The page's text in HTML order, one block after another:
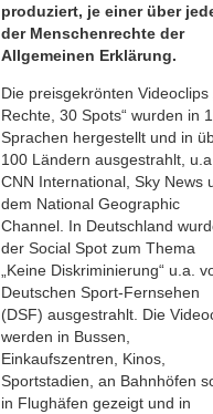
produziert, je einer über
der Menschenrechte der
Allgemeinen Erklärung.
Die preisgekrönten Videoclips
Rechte, 30 Spots“ wurden in
Sprachen hergestellt und in
100 Ländern ausgestrahlt,
CNN International, Sky News
dem National Geographic
Channel. In Deutschland
der Social Spot zum Thema
„Keine Diskriminierung“ u.a.
Deutschen Sport-Fernsehen
(DSF) ausgestrahlt. Die
werden in Bussen,
Einkaufszentren, Kinos,
Sportstadien, an Bahnhöfen
in Flughäfen gezeigt und in